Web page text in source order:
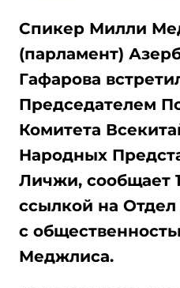
Спикер Милли
(парламент)
Гафарова
Председателем
Комитета
Народных
Личжи, сообщает
ссылкой на
с
Меджлиса.